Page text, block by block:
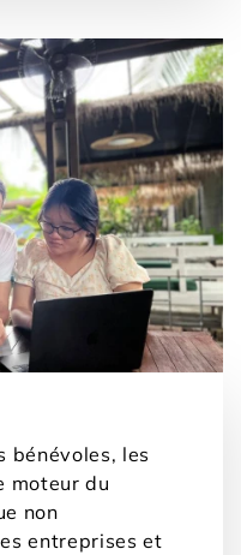
bénévoles, les
moteur du
non
entreprises et